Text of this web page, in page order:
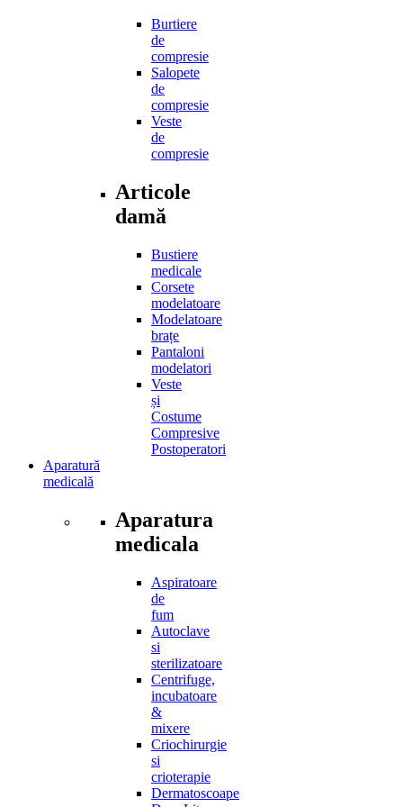
Burtiere
de
compresie
Salopete
de
compresie
Veste
de
compresie
Articole
damă
Bustiere
medicale
Corsete
modelatoare
Modelatoare
brațe
Pantaloni
modelatori
Veste
și
Costume
Compresive
Postoperatori
Aparatură
medicală
Aparatura
medicala
Aspiratoare
de
fum
Autoclave
si
sterilizatoare
Centrifuge,
incubatoare
&
mixere
Criochirurgie
si
crioterapie
Dermatoscoape